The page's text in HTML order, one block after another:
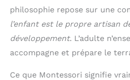
philosophie repose sur une
l’enfant est le propre artisan
développement. L’adulte
accompagne et prépare le
Ce que Montessori signifie